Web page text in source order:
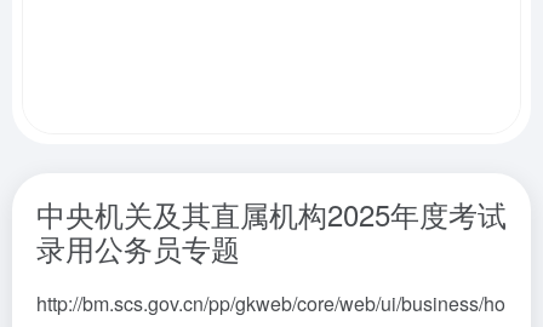
中央机关及其直属机构2025年度考试
录用公务员专题
http://bm.scs.gov.cn/pp/gkweb/core/web/ui/business/ho